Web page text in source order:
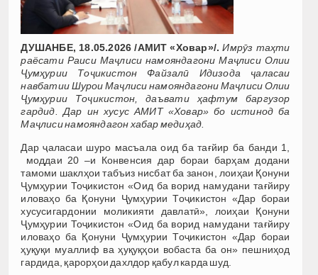
ДУШАНБЕ, 18.05.2026 /АМИТ «Ховар»/. Имрӯз таҳти
раёсати Раиси Маҷлиси намояндагони Маҷлиси Олии
Ҷумҳурии Тоҷикистон Файзалӣ Идизода ҷаласаи
навбатии Шурои Маҷлиси намояндагони Маҷлиси Олии
Ҷумҳурии Тоҷикистон, даъвати ҳафтум баргузор
гардид. Дар ин хусус АМИТ «Ховар» бо истинод ба
Маҷлиси намояндагон хабар медиҳад.
Дар ҷаласаи шуро масъала оид ба тағйир ба банди 1,
моддаи 20 –и Конвенсия дар бораи барҳам додани
тамоми шаклҳои табъиз нисбат ба занон, лоиҳаи Қонуни
Ҷумҳурии Тоҷикистон «Оид ба ворид намудани тағйиру
иловаҳо ба Қонуни Ҷумҳурии Тоҷикистон «Дар бораи
хусусигардонии моликияти давлатӣ», лоиҳаи Қонуни
Ҷумҳурии Тоҷикистон «Оид ба ворид намудани тағйиру
иловаҳо ба Қонуни Ҷумҳурии Тоҷикистон «Дар бораи
ҳуқуқи муаллиф ва ҳуқуқҳои вобаста ба он» пешниҳод
гардида, қарорҳои дахлдор қабул карда шуд.